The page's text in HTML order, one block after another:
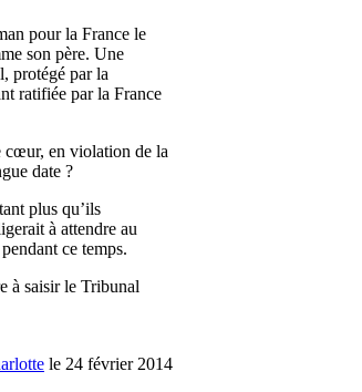
pour la France le
son père. Une
protégé par la
ratifiée par la France
cœur, en violation de la
date ?
plus qu’ils
à attendre au
ce temps.
à saisir le Tribunal
le 24 février 2014